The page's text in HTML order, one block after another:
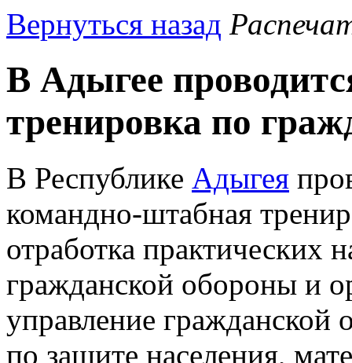
Вернуться назад
В Адыгее
тренировка по
В Республике Адыгея
командно-штабная
отработка практических
гражданской обороны и
управление
по защите населения,